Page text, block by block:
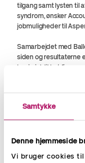
Samtykke
Denne hjemmeside
Vi bruger cookies
tilgang samt lysten til
syndrom, ønsker
jobmuligheder til
Samarbejdet med
siden og resultaterne
har i øjeblikket fire
forskellige opgaver
fire har gennemgået
af dette projekt med
være hjælpe